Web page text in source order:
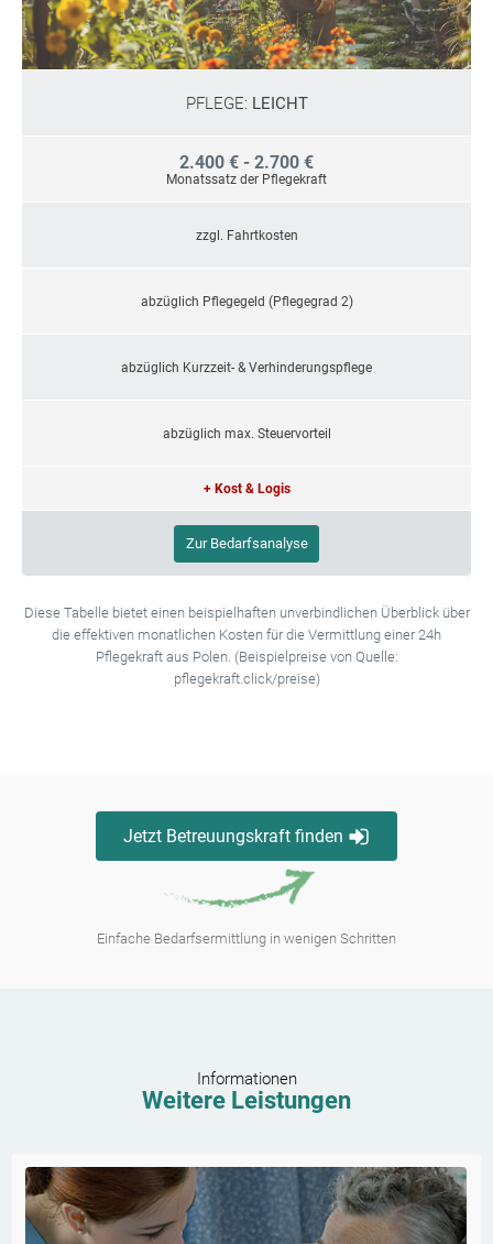
PFLEGE: LEICHT
2.400 € - 2.700 €
Monatssatz der Pflegekraft
zzgl. Fahrtkosten
abzüglich Pflegegeld (Pflegegrad 2)
abzüglich Kurzzeit- & Verhinderungspflege
abzüglich max. Steuervorteil
+ Kost & Logis
Zur Bedarfsanalyse
Diese Tabelle bietet einen beispielhaften unverbindlichen Überblick über
die effektiven monatlichen Kosten für die Vermittlung einer 24h
Pflegekraft aus Polen. (Beispielpreise von Quelle:
pflegekraft.click/preise)
Jetzt Betreuungskraft finden
Einfache Bedarfsermittlung in wenigen Schritten
Informationen
Weitere Leistungen